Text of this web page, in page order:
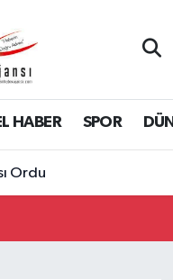
HABER SPOR
Ordu